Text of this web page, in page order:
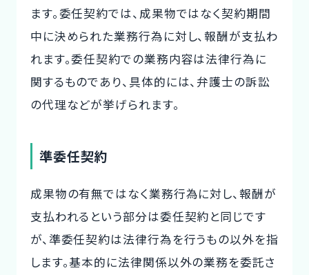
ます。委任契約では、成果物ではなく契約期間
中に決められた業務行為に対し、報酬が支払わ
れます。委任契約での業務内容は法律行為に
関するものであり、具体的には、弁護士の訴訟
の代理などが挙げられます。
準委任契約
成果物の有無ではなく業務行為に対し、報酬が
支払われるという部分は委任契約と同じです
が、準委任契約は法律行為を行うもの以外を指
します。基本的に法律関係以外の業務を委託さ